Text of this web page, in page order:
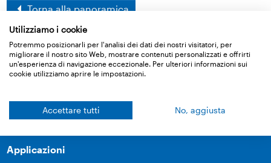
Torna alla panoramica
Prodotti
›Tecnica d’incollaggio e accessori
Prodotti per insonorizzazione
Applicazioni
Utilizziamo i cookie
Potremmo posizionarli per l'analisi dei dati dei nostri visitatori, per
migliorare il nostro sito Web, mostrare contenuti personalizzati e offrirti
un'esperienza di navigazione eccezionale. Per ulteriori informazioni sui
cookie utilizziamo aprire le impostazioni.
Accettare tutti No, aggiusta